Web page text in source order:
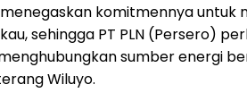
komitmennya untuk
sehingga PT PLN (Persero)
sumber energi
Wiluyo.